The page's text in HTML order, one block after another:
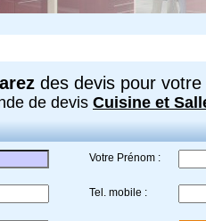
des devis pour votre
de devis Cuisine et
Votre Prénom :
Tel. mobile :